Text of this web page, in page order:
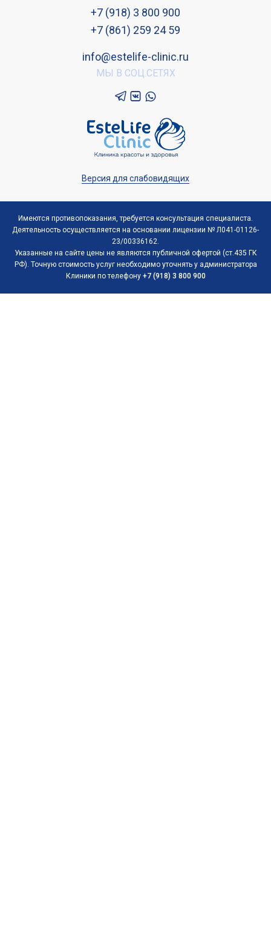
Версия для слабовидящих
+7 (918) 3 800 900
+7 (861) 259 24 59
info@estelife-clinic.ru
МЫ В СОЦ.СЕТЯХ
Имеются противопоказания, требуется консультация специалиста.
Деятельность осуществляется на основании лицензии № Л041-01126-
23/00336162.
Указанные на сайте цены не являются публичной офертой (ст.435 ГК
РФ). Точную стоимость услуг необходимо уточнять у администратора
Клиники по телефону +7 (918) 3 800 900